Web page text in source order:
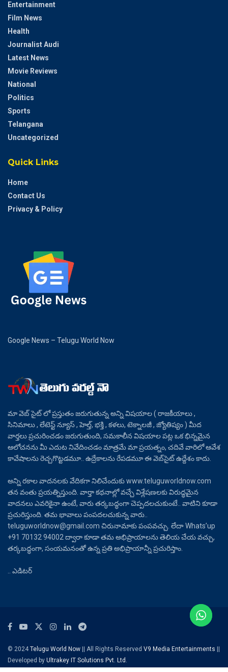
Entertainment
Film News
Health
Journalist Audi
Latest News
Movie Reviews
National
Politics
Sports
Telangana
Uncategorized
Quick Links
Home
Contact Us
Privacy & Policy
Google News – Telugu World Now
మా వెబ్ సైట్ లో ప్రస్తుతం జరుగుతున్న అన్ని విషయాల ( రాజకీయాలు ,
సినిమాలు , లేటెస్ట్ న్యూస్ , హెల్త్, భక్తి , కళలు, టెక్నాలజీ , జ్యోతిష్యం ) మీద
వార్తలు ప్రచురించడం జరుగుతుంది, సమకాలీన విషయాల పట్ల ఒక భిన్నమైన
ఆలోచనను మీ ఎదుట నివేదించడం మాత్రమే మా ప్రయత్నం, చదివే వారిలో ఆవేశ
కావేషాలను రెచ్చగొట్టడమూ.. ఉద్రేకాలను రేపడమూ ఈ వెబ్‌సైట్ ఉద్దేశం కాదు.
అన్ని రకాల వాదనలకు వేదికగా నిలిచేందుకు www.teluguworldnow.com
తన వంతు ప్రయత్నిస్తుంది. వార్తా కథనాల్లో వచ్చే విశ్లేషణలకు విరుద్ధమైన
వాదనలు ఎవరికైనా ఉంటే, వారు తర్కబద్ధంగా చెప్పదలచుకుంటే.. వాటిని కూడా
ప్రచురిస్తుంది. తమ భావాలు పంపదలచుకున్న వారు..
teluguworldnow@gmail.com చిరునామాకు పంపవచ్చు. లేదా Whats’up
+91 70132 94002 ద్వారా కూడా తమ అభిప్రాయాలను తెలియ చేయ వచ్చు,
తర్కబద్ధంగా, సంయమనంతో ఉన్న ప్రతి అభిప్రాయాన్నీ ప్రచురిస్తాం.
.. ఎడిటర్
© 2024Telugu World Now || All Rights Reserved V9 Media Entertainments ||
Developed by Ultrakey IT Solutions Pvt. Ltd.